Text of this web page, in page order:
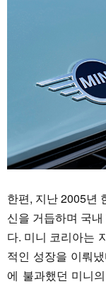
한편, 지난 2005년
신을 거듭하며 국
다. 미니 코리아는
적인 성장을 이뤄
에 불과했던 미니